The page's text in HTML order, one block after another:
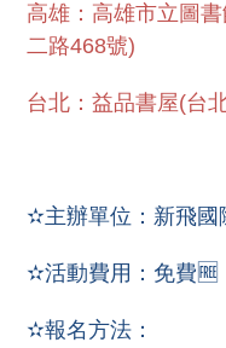
高雄：高雄市立圖
二路468號)
台北：益品書屋(台
✫主辦單位：新飛國
✫活動費用：免費🆓
✫報名方法：